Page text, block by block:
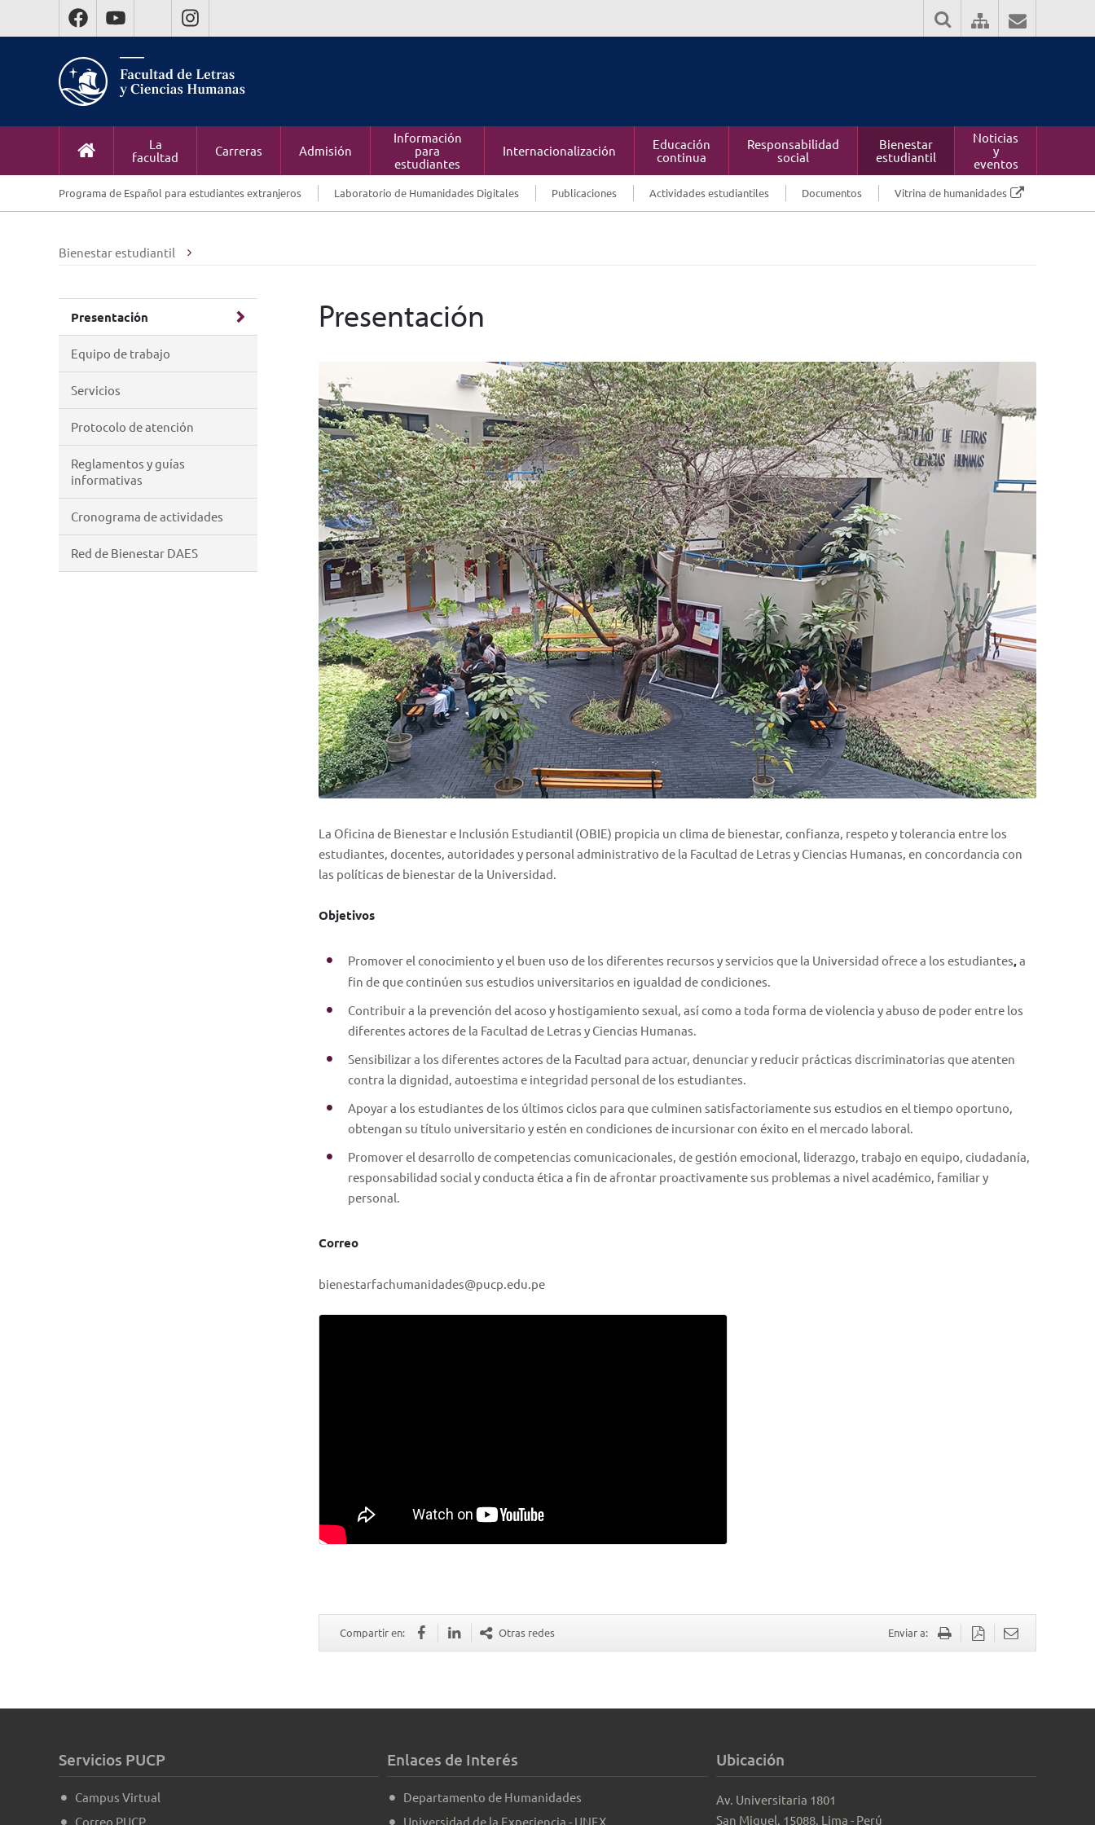
La
facultad
Carreras Admisión
Información
para
estudiantes
Internacionalización
Educación
continua
Responsabilidad
social
Bienestar
estudiantil
Noticias
y
eventos
Programa de Español para estudiantes extranjeros Laboratorio de Humanidades Digitales Publicaciones Actividades estudiantiles Documentos Vitrina de humanidades
Bienestar estudiantil
Presentación
Equipo de trabajo
Servicios
Protocolo de atención
Reglamentos y guías
informativas
Cronograma de actividades
Red de Bienestar DAES
Presentación
La Oficina de Bienestar e Inclusión Estudiantil (OBIE) propicia un clima de bienestar, confianza, respeto y tolerancia entre los
estudiantes, docentes, autoridades y personal administrativo de la Facultad de Letras y Ciencias Humanas, en concordancia con
las políticas de bienestar de la Universidad.
Objetivos
Promover el conocimiento y el buen uso de los diferentes recursos y servicios que la Universidad ofrece a los estudiantes,a
fin de que continúen sus estudios universitarios en igualdad de condiciones.
Contribuir a la prevención del acoso y hostigamiento sexual, así como a toda forma de violencia y abuso de poder entre los
diferentes actores de la Facultad de Letras y Ciencias Humanas.
Sensibilizar a los diferentes actores de la Facultad para actuar, denunciar y reducir prácticas discriminatorias que atenten
contra la dignidad, autoestima e integridad personal de los estudiantes.
Apoyar a los estudiantes de los últimos ciclos para que culminen satisfactoriamente sus estudios en el tiempo oportuno,
obtengan su título universitario y estén en condiciones de incursionar con éxito en el mercado laboral.
Promover el desarrollo de competencias comunicacionales, de gestión emocional, liderazgo, trabajo en equipo, ciudadanía,
responsabilidad social y conducta ética a fin de afrontar proactivamente sus problemas a nivel académico, familiar y
personal.
Correo
bienestarfachumanidades@pucp.edu.pe
Compartir en: Otras redes Enviar a:
Servicios PUCP
Campus Virtual
Correo PUCP
Enlaces de Interés
Departamento de Humanidades
Universidad de la Experiencia - UNEX
Ubicación
Av. Universitaria 1801
San Miguel, 15088, Lima - Perú